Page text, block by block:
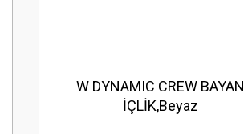
W DYNAMIC CREW BAYAN
İÇLİK,Beyaz